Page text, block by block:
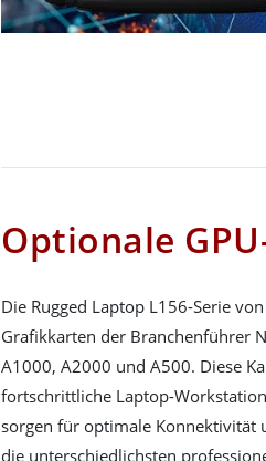
Optionale
Die Rugged Laptop L156-Serie
Grafikkarten der Branchenführer
A1000, A2000 und A500. Diese
fortschrittliche Laptop-
sorgen für optimale Konnektivität
die unterschiedlichsten